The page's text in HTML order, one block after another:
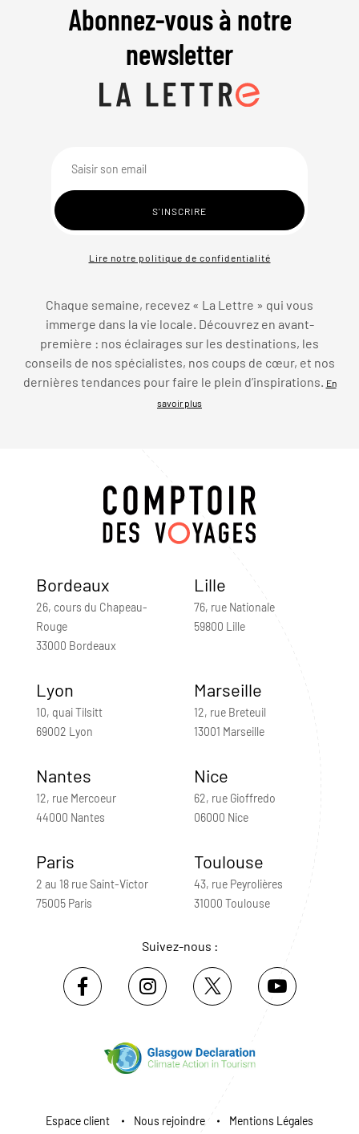
Abonnez-vous à notre
newsletter
Lire notre politique de confidentialité
Chaque semaine, recevez « La Lettre » qui vous
immerge dans la vie locale. Découvrez en avant-
première : nos éclairages sur les destinations, les
conseils de nos spécialistes, nos coups de cœur, et nos
dernières tendances pour faire le plein d’inspirations. En
savoir plus
Bordeaux
26, cours du Chapeau-
Rouge
33000 Bordeaux
Lille
76, rue Nationale
59800 Lille
Lyon
10, quai Tilsitt
69002 Lyon
Marseille
12, rue Breteuil
13001 Marseille
Nantes
12, rue Mercoeur
44000 Nantes
Nice
62, rue Gioffredo
06000 Nice
Paris
2 au 18 rue Saint-Victor
75005 Paris
Toulouse
43, rue Peyrolières
31000 Toulouse
Suivez-nous :
Espace client Nous rejoindre
Mentions Légales